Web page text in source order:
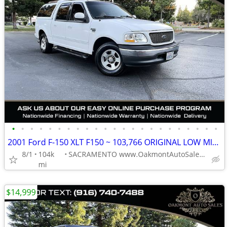
• • • • • • • • • • • • • • • • • • • • • • •
2001 Ford F-150 XLT F150 ~ 103,766 ORIGINAL LOW MILES
8/1
104k
mi
SACRAMENTO www.OakmontAutoSales.com
$14,999